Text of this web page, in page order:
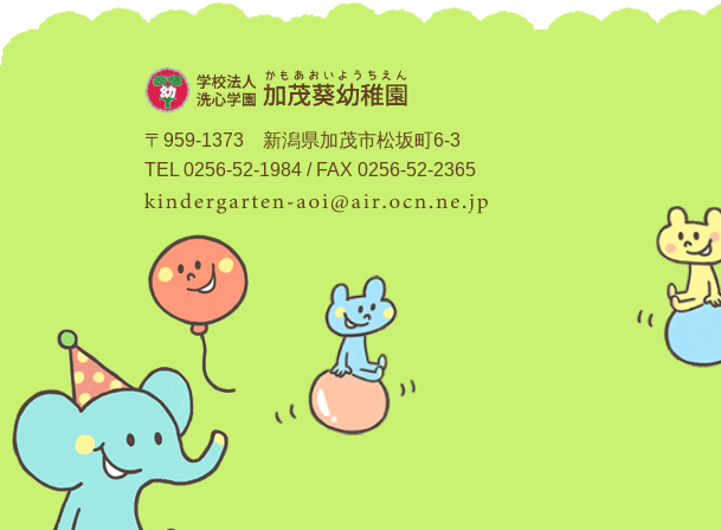
〒959-1373 新潟県加茂市松坂町6-3
TEL 0256-52-1984 / FAX 0256-52-2365